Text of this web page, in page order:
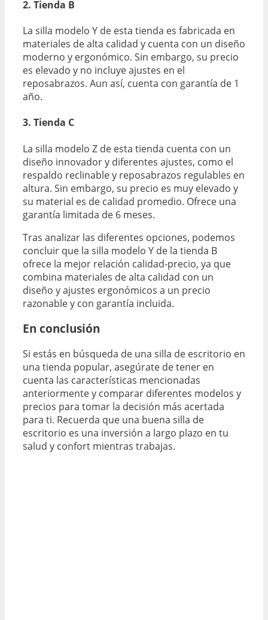
2. Tienda B
La silla modelo Y de esta tienda es fabricada en
materiales de alta calidad y cuenta con un diseño
moderno y ergonómico. Sin embargo, su precio
es elevado y no incluye ajustes en el
reposabrazos. Aun así, cuenta con garantía de 1
año.
3. Tienda C
La silla modelo Z de esta tienda cuenta con un
diseño innovador y diferentes ajustes, como el
respaldo reclinable y reposabrazos regulables en
altura. Sin embargo, su precio es muy elevado y
su material es de calidad promedio. Ofrece una
garantía limitada de 6 meses.
Tras analizar las diferentes opciones, podemos
concluir que la silla modelo Y de la tienda B
ofrece la mejor relación calidad-precio, ya que
combina materiales de alta calidad con un
diseño y ajustes ergonómicos a un precio
razonable y con garantía incluida.
En conclusión
Si estás en búsqueda de una silla de escritorio en
una tienda popular, asegúrate de tener en
cuenta las características mencionadas
anteriormente y comparar diferentes modelos y
precios para tomar la decisión más acertada
para ti. Recuerda que una buena silla de
escritorio es una inversión a largo plazo en tu
salud y confort mientras trabajas.